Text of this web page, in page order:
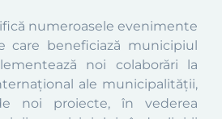
numeroasele evenimente
care beneficiază municipiul
noi colaborări la
ale municipalității,
noi proiecte, în vederea